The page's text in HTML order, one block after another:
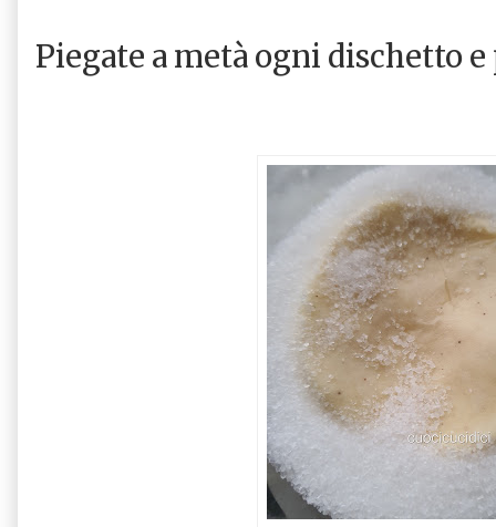
Piegate a metà ogni dischetto